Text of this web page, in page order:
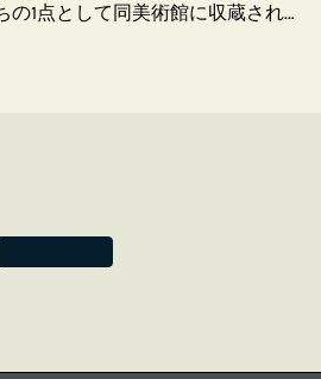
の1点として同美術館に収蔵されて